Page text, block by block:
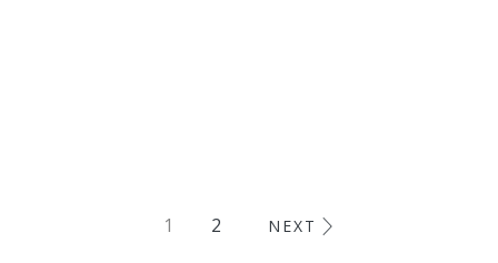
1 2 NEXT